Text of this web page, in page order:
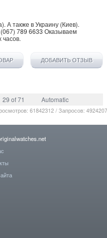
). А также вУкраину (Киев).
789 6633 Оказываем
часов.
ДОБАВИТЬ ОТЗЫВ
29 of 71 Automatic
61842312 / Запросов: